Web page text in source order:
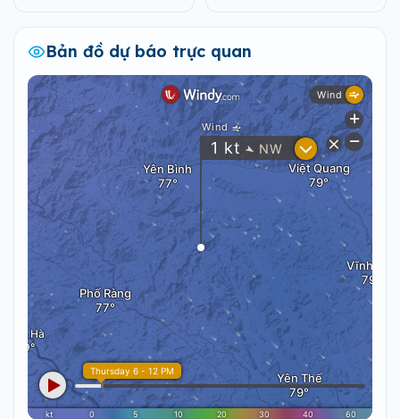
Bản đồ dự báo trực quan